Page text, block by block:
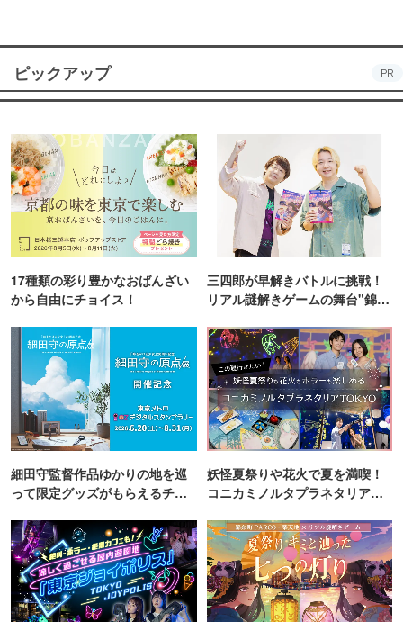
ピックアップ PR
17種類の彩り豊かなおばんざい
から自由にチョイス！
三四郎が早解きバトルに挑戦！
リアル謎解きゲームの舞台"錦糸
細田守監督作品ゆかりの地を巡
って限定グッズがもらえるチャ
妖怪夏祭りや花火で夏を満喫！
コニカミノルタプラネタリア